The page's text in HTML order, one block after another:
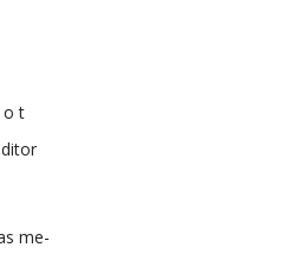
o t
me-